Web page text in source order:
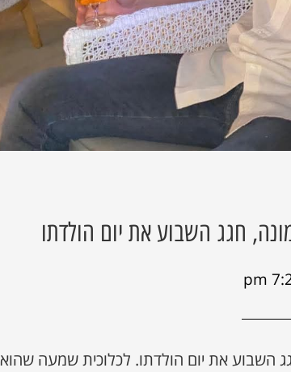
חגג השבוע את יום הולדתו
השבוע את יום הולדתו. לכלוכית שמעה שהוא